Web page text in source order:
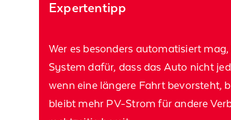
Expertentipp
Wer es besonders automatisiert
System dafür, dass das Auto nicht
wenn eine längere Fahrt bevorsteht,
bleibt mehr PV-Strom für andere